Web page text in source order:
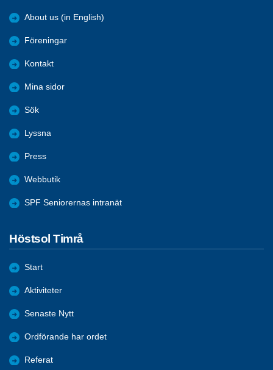
About us (in English)
Föreningar
Kontakt
Mina sidor
Sök
Lyssna
Press
Webbutik
SPF Seniorernas intranät
Höstsol Timrå
Start
Aktiviteter
Senaste Nytt
Ordförande har ordet
Referat